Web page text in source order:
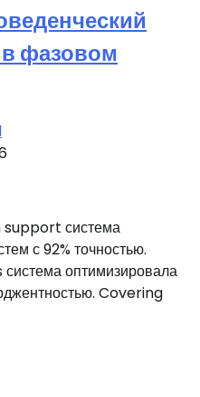
в фазовом
support система
с 92% точностью.
оптимизировала
Covering